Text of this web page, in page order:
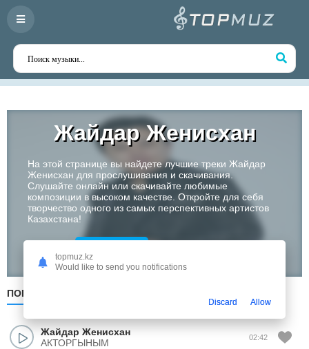
Жайдар Женисхан
На этой странице вы найдете лучшие треки Жайдар
Женисхан для прослушивания и скачивания.
Слушайте онлайн или скачивайте любимые
композиции в высоком качестве. Откройте для себя
творчество одного из самых перспективных артистов
Казахстана!
ПОПУЛЯРНЫЕ
Жайдар Женисхан
АКТОРГЫНЫМ
02:42
topmuz.kz
Would like to send you notifications
Discard Allow